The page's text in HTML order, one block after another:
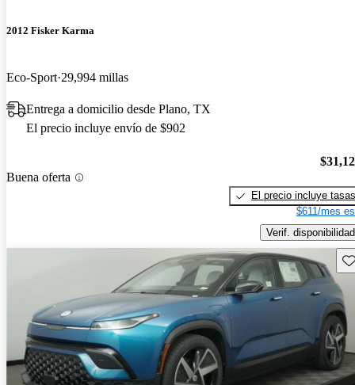
2012 Fisker Karma
Eco-Sport 29,994 millas
Entrega a domicilio desde Plano, TX
El precio incluye envío de $902
Buena oferta
El precio incluye tasas
$611/mes
Verif. disponibilidad